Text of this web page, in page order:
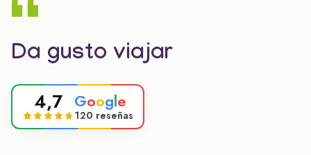
Da gusto viajar
4,7 Google
120 reseñas